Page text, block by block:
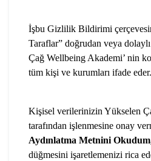
İşbu Gizlilik Bildirimi
Taraflar” doğrudan veya
Çağ Wellbeing Akademi’ nin
tüm kişi ve kurumları ifade eder.
Kişisel verilerinizin Yükselen
tarafından işlenmesine onay
Aydınlatma Metnini
düğmesini işaretlemenizi rica